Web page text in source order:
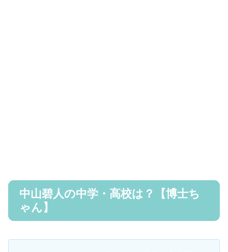
中山碧人の中学・高校は？【博士ち
ゃん】